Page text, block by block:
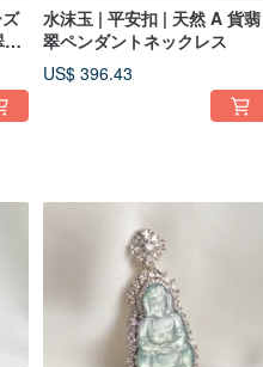
水沫玉 | 平安扣 | 天然 A 貨翡
翠ペンダントネックレス
US$ 396.43